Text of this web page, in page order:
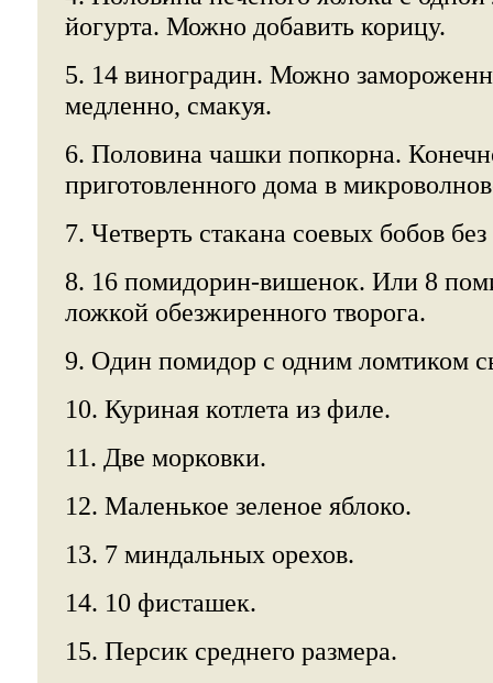
йогурта. Можно добавить корицу.
5. 14 виноградин. Можно
медленно, смакуя.
6. Половина чашки попкорна.
приготовленного дома в
7. Четверть стакана соевых бобов
8. 16 помидорин-вишенок. Или 8
ложкой обезжиренного творога.
9. Один помидор с одним ломтиком
10. Куриная котлета из филе.
11. Две морковки.
12. Маленькое зеленое яблоко.
13. 7 миндальных орехов.
14. 10 фисташек.
15. Персик среднего размера.